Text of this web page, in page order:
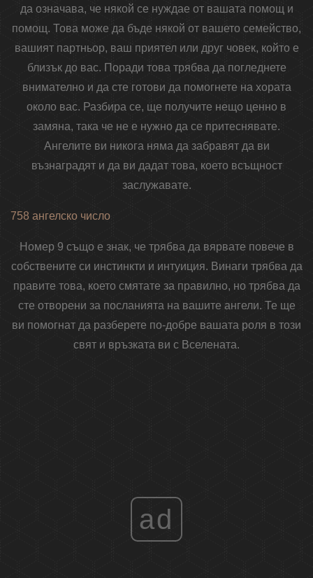
да означава, че някой се нуждае от вашата помощ и
помощ. Това може да бъде някой от вашето семейство,
вашият партньор, ваш приятел или друг човек, който е
близък до вас. Поради това трябва да погледнете
внимателно и да сте готови да помогнете на хората
около вас. Разбира се, ще получите нещо ценно в
замяна, така че не е нужно да се притеснявате.
Ангелите ви никога няма да забравят да ви
възнаградят и да ви дадат това, което всъщност
заслужавате.
758 ангелско число
Номер 9 също е знак, че трябва да вярвате повече в
собствените си инстинкти и интуиция. Винаги трябва да
правите това, което смятате за правилно, но трябва да
сте отворени за посланията на вашите ангели. Те ще
ви помогнат да разберете по-добре вашата роля в този
свят и връзката ви с Вселената.
ad